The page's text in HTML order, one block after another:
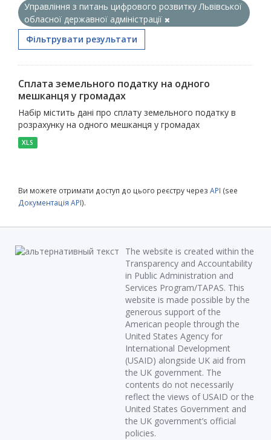
Управління з питань цифрового розвитку Львівської
обласної державної адміністрації
Фільтрувати результати
Сплата земельного податку на одного
мешканця у громадах
Набір містить дані про сплату земельного податку в
розрахунку на одного мешканця у громадах
XLS
Ви можете отримати доступ до цього реєстру через API (see
Документація API).
The website is created within the
Transparency and Accountability
in Public Administration and
Services Program/TAPAS. This
website is made possible by the
generous support of the
American people through the
United States Agency for
International Development
(USAID) alongside UK aid from
the UK government. The
contents do not necessarily
reflect the views of USAID or the
United States Government and
the UK government’s official
policies.